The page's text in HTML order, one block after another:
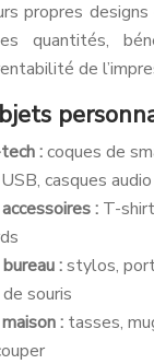
propres
quantités,
de
:coques de
casques audio
: T-
:stylos,
souris
: tasses,